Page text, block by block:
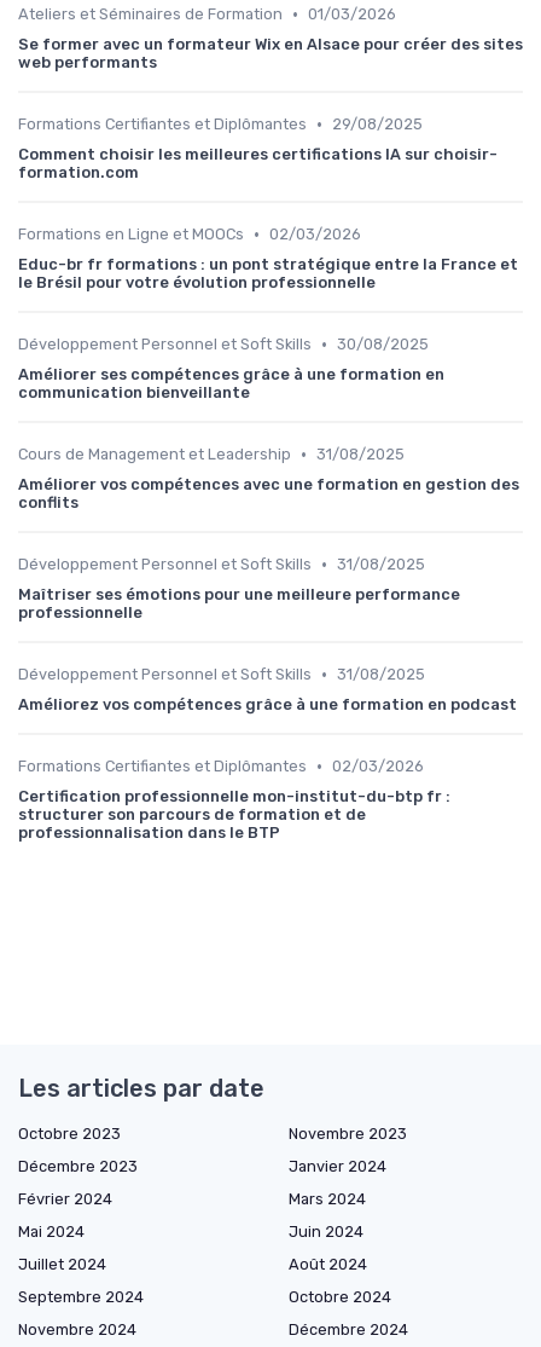
Ateliers et Séminaires de Formation • 01/03/2026
Se former avec un formateur Wix en Alsace pour créer des sites
web performants
Formations Certifiantes et Diplômantes •
29/08/2025
Comment choisir les meilleures certifications IA sur choisir-
formation.com
Formations en Ligne et MOOCs • 02/03/2026
Educ-br fr formations : un pont stratégique entre la France et
le Brésil pour votre évolution professionnelle
Développement Personnel et Soft Skills • 30/08/2025
Améliorer ses compétences grâce à une formation en
communication bienveillante
Cours de Management et Leadership • 31/08/2025
Améliorer vos compétences avec une formation en gestion des
conflits
Développement Personnel et Soft Skills • 31/08/2025
Maîtriser ses émotions pour une meilleure performance
professionnelle
Développement Personnel et Soft Skills • 31/08/2025
Améliorez vos compétences grâce à une formation en podcast
Formations Certifiantes et Diplômantes • 02/03/2026
Certification professionnelle mon-institut-du-btp fr :
structurer son parcours de formation et de
professionnalisation dans le BTP
Les articles par date
Octobre 2023
Novembre 2023
Décembre 2023
Janvier 2024
Février 2024
Mars 2024
Mai 2024
Juin 2024
Juillet 2024
Août 2024
Septembre 2024
Octobre 2024
Novembre 2024
Décembre 2024